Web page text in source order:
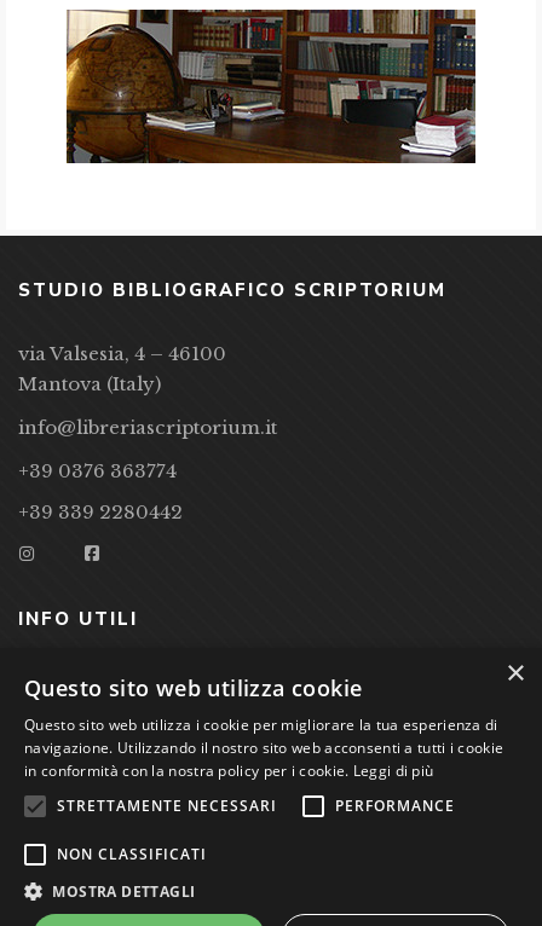
STUDIO BIBLIOGRAFICO SCRIPTORIUM
via Valsesia, 4 – 46100
Mantova (Italy)
info@libreriascriptorium.it
+39 0376 363774
+39 339 2280442
INFO UTILI
CONDIZIONI DI VENDITA
PRIVACY POLICY
COOKIE POLICY
Studio Bibliografico Scriptorium Dott.ssa Sara Bassi VAT
nr. 01744000207
×
Questo sito web utilizza cookie
Questo sito web utilizza i cookie per migliorare la tua esperienza di
navigazione. Utilizzando il nostro sito web acconsenti a tutti i cookie
in conformità con la nostra policy per i cookie. Leggi di più
STRETTAMENTE NECESSARI
PERFORMANCE
NON CLASSIFICATI
MOSTRA DETTAGLI